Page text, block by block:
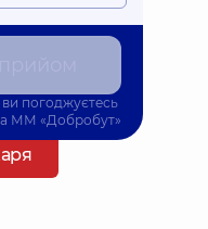
Завтра о 17:30
погоджуєтесь
ММ «Добробут»